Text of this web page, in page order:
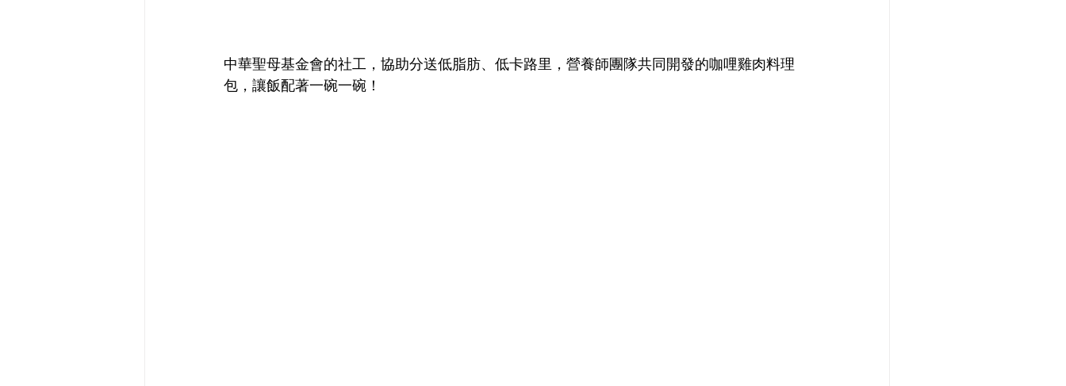
中華聖母基金會的社工，協助分送低脂肪、低卡路里，營養師團隊共同開發的咖哩雞肉料理
包，讓飯配著一碗一碗！